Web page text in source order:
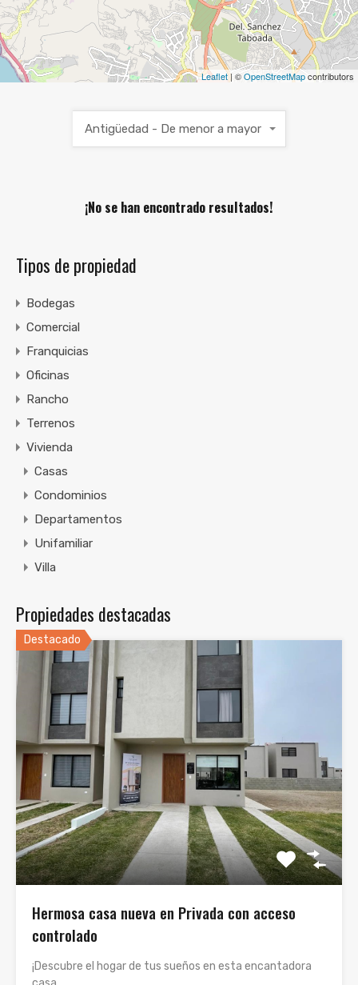
Leaflet| ©OpenStreetMapcontributors
Antigüedad - De menor a mayor
¡No se han encontrado resultados!
Tipos de propiedad
Bodegas
Comercial
Franquicias
Oficinas
Rancho
Terrenos
Vivienda
Casas
Condominios
Departamentos
Unifamiliar
Villa
Propiedades destacadas
Destacado
Hermosa casa nueva en Privada con acceso
controlado
¡Descubre el hogar de tus sueños en esta encantadora